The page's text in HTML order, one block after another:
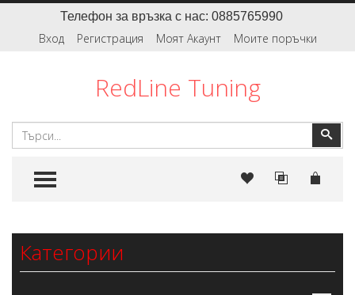
Телефон за връзка с нас: 0885765990
Вход Регистрация Моят Акаунт Моите поръчки
RedLine Tuning
TOGGLE MENU
Категории